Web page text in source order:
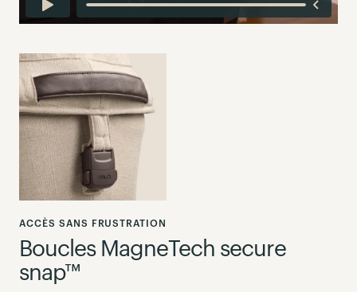
ACCÈS SANS FRUSTRATION
Boucles MagneTech secure
snap™